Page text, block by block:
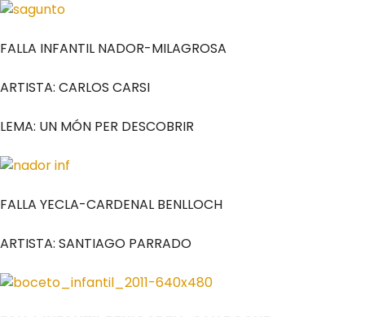
FALLA INFANTIL NADOR-MILAGROSA
ARTISTA: CARLOS CARSI
LEMA: UN MÓN PER DESCOBRIR
FALLA YECLA-CARDENAL BENLLOCH
ARTISTA: SANTIAGO PARRADO